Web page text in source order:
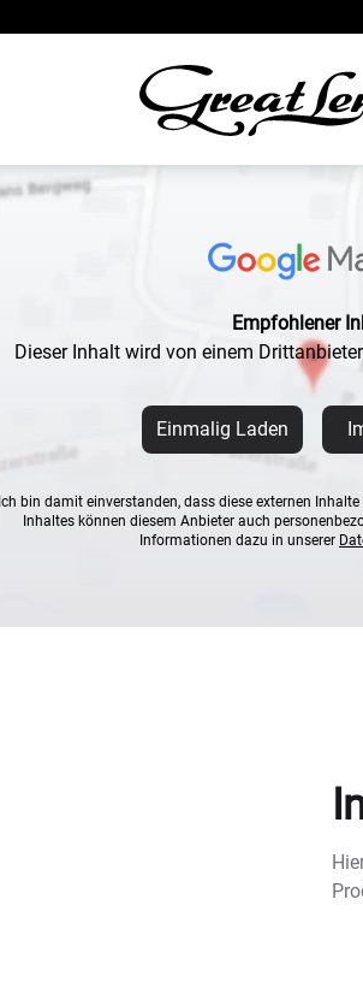
Empfohlener
Dieser Inhalt wird von einem Drittanbieter
Einmalig Laden
Ich bin damit einverstanden, dass diese externen
Inhaltes können diesem Anbieter auch
Informationen dazu in unserer